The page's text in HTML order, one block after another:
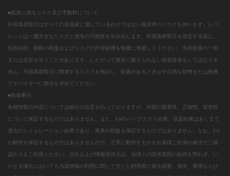
■投資に係るリスク及び手数料について
外国為替取引はすべての投資家に適しているわけではない高水準のリスクを伴います。レバ
レッジは一層大きなリスクと損失の可能性を生み出します。外国為替取引を決定する前に、
投資目的、経験の程度およびリスクの許容範囲を慎重に考慮してください。当初投資の一部
または全部を失うことがあります。したがって損失に耐えられない資金投資をしてはなりま
せん。外国為替取引に関連するリスクを検討し、疑義があるときは中立的な財務または税務
アドバイザーに助言を求めてください。
■免責事項
各種情報の内容については細心の注意を払っておりますが、内容の最新性、正確性、安全性
について保証するものではありません。また、EAのバックテスト結果、収益結果はあくまで
過去のシミュレーション結果であり、将来の利益を保証するものではありません。なお、EA
の動作を保証するものではありませんので、正常に動作するかをお客様ご自身の責任でご確
認のうえご利用ください。当社および情報提供元は、法律上の請求原因の如何を問わず、い
かなる場合においても当該情報の利用に関して生じた利用者に係る損害、損失、費用ならび